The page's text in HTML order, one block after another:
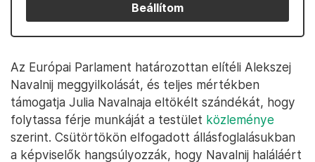
Beállítom
Az Európai Parlament határozottan elítéli Alekszej
Navalnij meggyilkolását, és teljes mértékben
támogatja Julia Navalnaja eltökélt szándékát, hogy
folytassa férje munkáját a testület közleménye
szerint. Csütörtökön elfogadott állásfoglalásukban
a képviselők hangsúlyozzák, hogy Navalnij haláláért